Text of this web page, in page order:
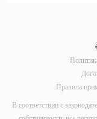
Правила
В соответствии с